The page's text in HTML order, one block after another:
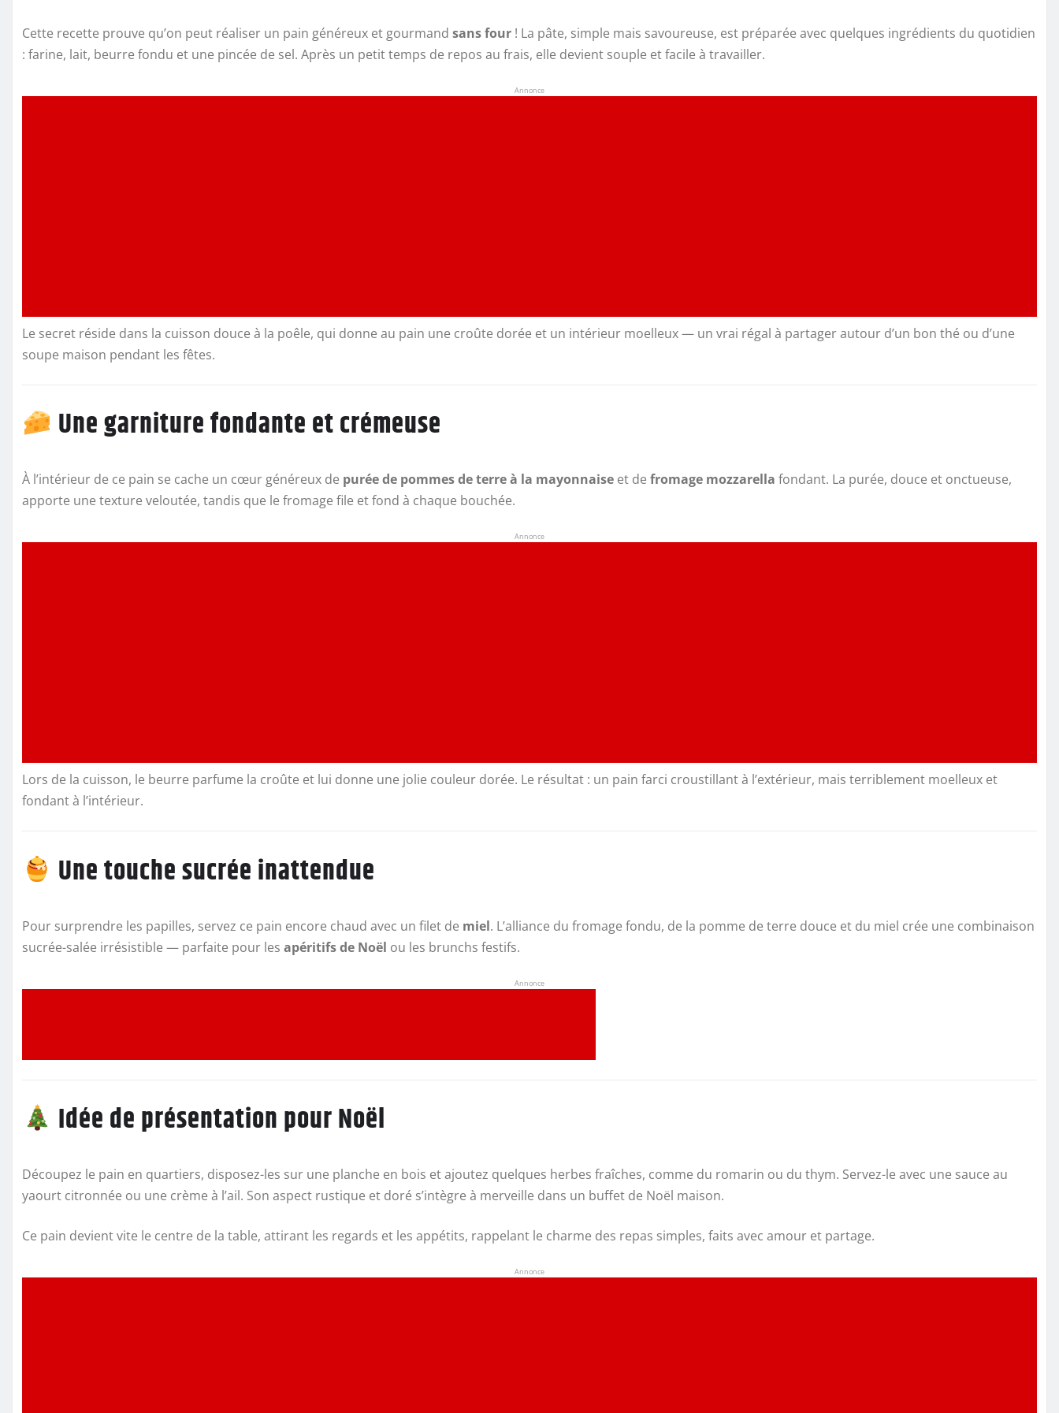
Cette recette prouve qu’on peut réaliser un pain généreux et gourmand sans four ! La pâte, simple mais savoureuse, est préparée avec quelques ingrédients du quotidien
: farine, lait, beurre fondu et une pincée de sel. Après un petit temps de repos au frais, elle devient souple et facile à travailler.
Annonce
Le secret réside dans la cuisson douce à la poêle, qui donne au pain une croûte dorée et un intérieur moelleux — un vrai régal à partager autour d’un bon thé ou d’une
soupe maison pendant les fêtes.
Une garniture fondante et crémeuse
À l’intérieur de ce pain se cache un cœur généreux de purée de pommes de terre à la mayonnaise et de fromage mozzarella fondant. La purée, douce et onctueuse,
apporte une texture veloutée, tandis que le fromage file et fond à chaque bouchée.
Annonce
Lors de la cuisson, le beurre parfume la croûte et lui donne une jolie couleur dorée. Le résultat : un pain farci croustillant à l’extérieur, mais terriblement moelleux et
fondant à l’intérieur.
Une touche sucrée inattendue
Pour surprendre les papilles, servez ce pain encore chaud avec un filet de miel. L’alliance du fromage fondu, de la pomme de terre douce et du miel crée une combinaison
sucrée-salée irrésistible — parfaite pour les apéritifs de Noël ou les brunchs festifs.
Annonce
Idée de présentation pour Noël
Découpez le pain en quartiers, disposez-les sur une planche en bois et ajoutez quelques herbes fraîches, comme du romarin ou du thym. Servez-le avec une sauce au
yaourt citronnée ou une crème à l’ail. Son aspect rustique et doré s’intègre à merveille dans un buffet de Noël maison.
Ce pain devient vite le centre de la table, attirant les regards et les appétits, rappelant le charme des repas simples, faits avec amour et partage.
Annonce